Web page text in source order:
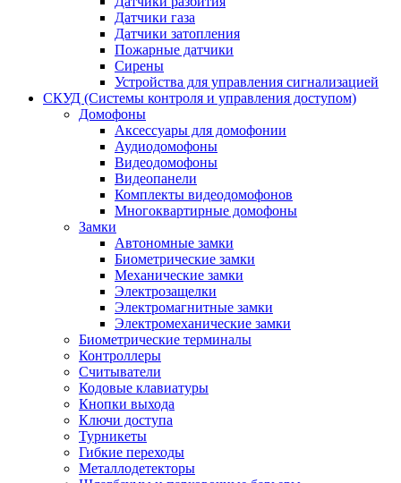
Датчики газа
Датчики затопления
Пожарные датчики
Сирены
Устройства для управления сигнализацией
СКУД (Системы контроля и управления доступом)
Домофоны
Аксессуары для домофонии
Аудиодомофоны
Видеодомофоны
Видеопанели
Комплекты видеодомофонов
Многоквартирные домофоны
Замки
Автономные замки
Биометрические замки
Механические замки
Электрозащелки
Электромагнитные замки
Электромеханические замки
Биометрические терминалы
Контроллеры
Считыватели
Кодовые клавиатуры
Кнопки выхода
Ключи доступа
Турникеты
Гибкие переходы
Металлодетекторы